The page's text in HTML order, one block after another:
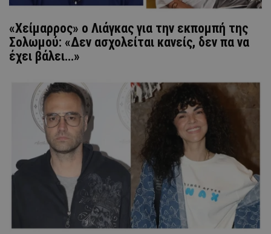
«Χείμαρρος» o Λιάγκας για την εκπομπή της
Σολωμού: «Δεν ασχολείται κανείς, δεν πα να
έχει βάλει…»